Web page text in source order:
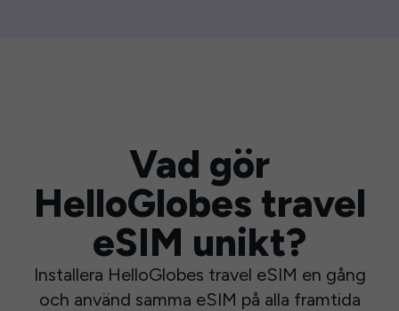
Vad gör
HelloGlobes travel
eSIM unikt?
Installera HelloGlobes travel eSIM en gång
och använd samma eSIM på alla framtida